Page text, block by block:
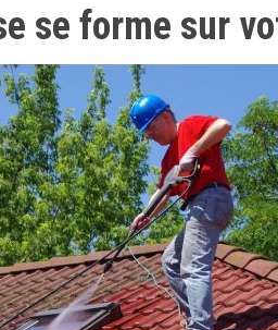
se forme sur